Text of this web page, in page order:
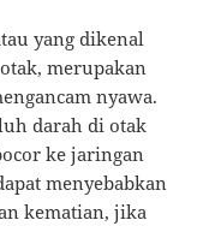
yang dikenal
merupakan
nyawa.
darah di otak
ke jaringan
menyebabkan
kematian, jika